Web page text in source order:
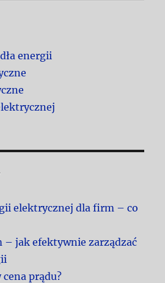
energii
elektrycznej dla firm – co
– jak efektywnie zarządzać
cena prądu?